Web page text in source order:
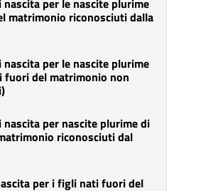
nascita per le nascite plurime
matrimonio riconosciuti dalla
nascita per le nascite plurime
del matrimonio non
nascita per nascite plurime di
riconosciuti dal
per i figli nati fuori del